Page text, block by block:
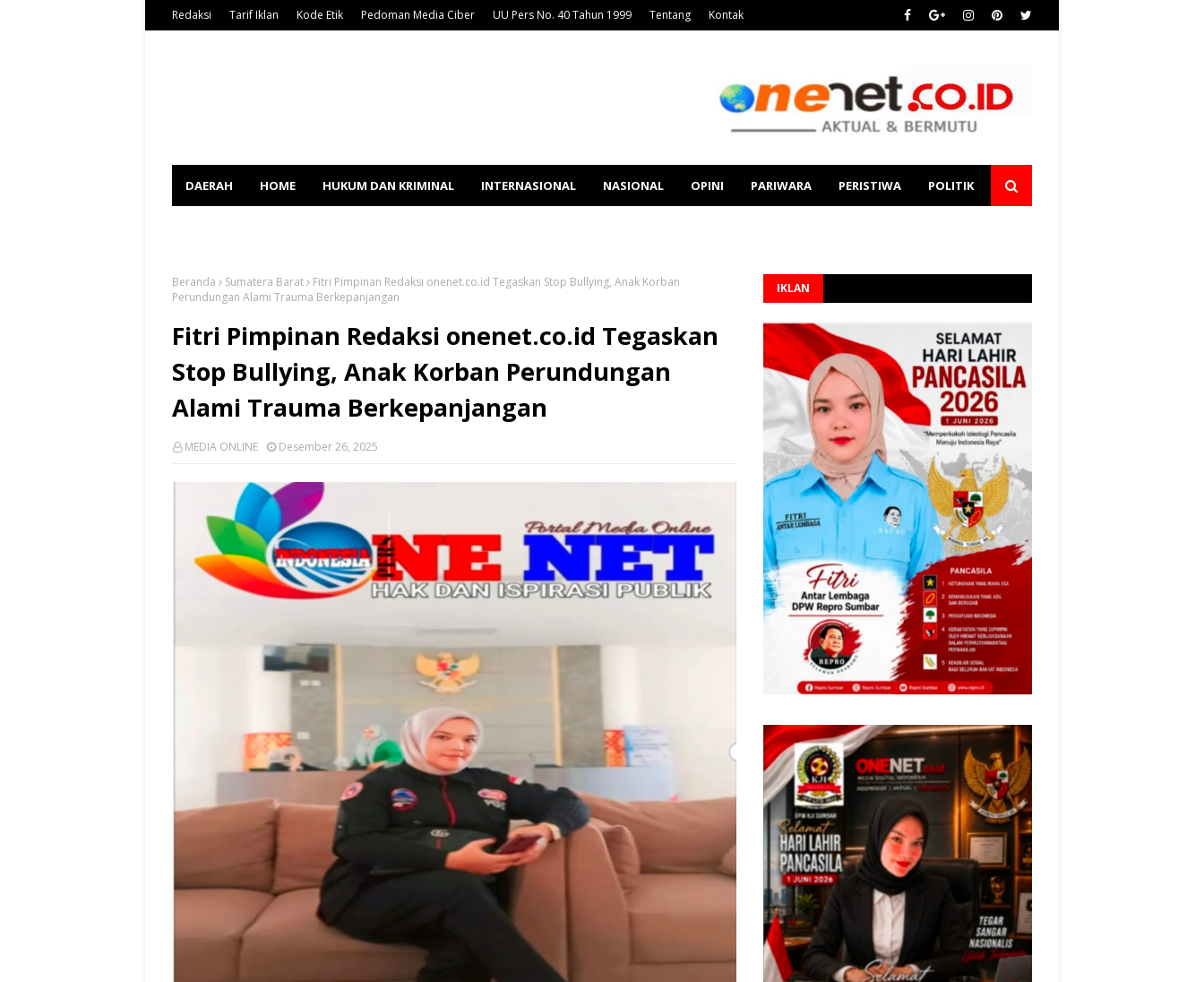
Redaksi Tarif Iklan Kode Etik Pedoman Media Ciber UU Pers No. 40 Tahun 1999 Tentang Kontak
DAERAH HOME HUKUM DAN KRIMINAL INTERNASIONAL NASIONAL OPINI PARIWARA PERISTIWA POLITIK
Beranda Sumatera Barat
Fitri Pimpinan Redaksi onenet.co.id Tegaskan Stop Bullying, Anak Korban
Perundungan Alami Trauma Berkepanjangan
Fitri Pimpinan Redaksi onenet.co.id Tegaskan
Stop Bullying, Anak Korban Perundungan
Alami Trauma Berkepanjangan
MEDIA ONLINE Desember 26, 2025
IKLAN